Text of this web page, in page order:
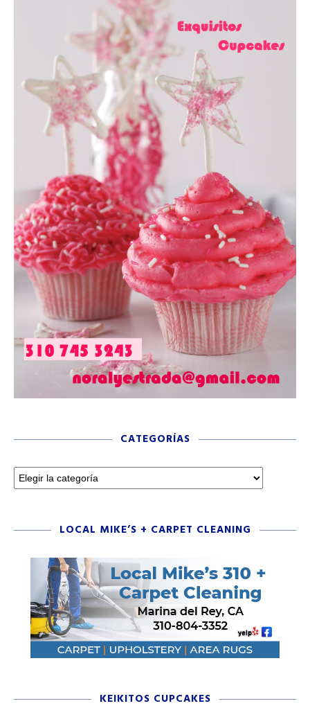
CATEGORÍAS
LOCAL MIKE’S + CARPET CLEANING
KEIKITOS CUPCAKES